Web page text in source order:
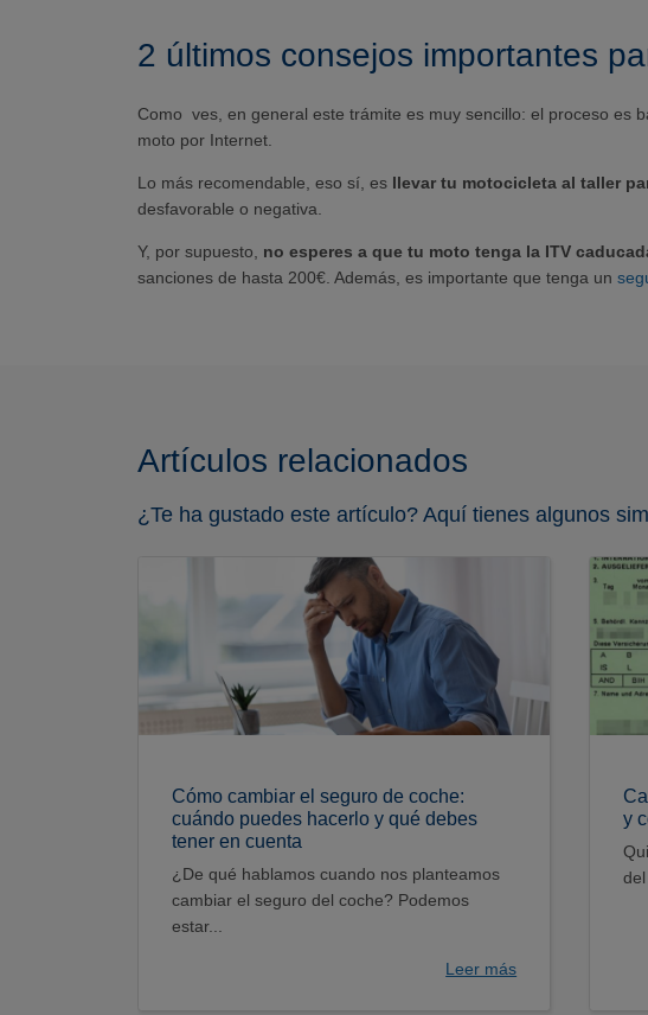
2 últimos consejos importantes
Como ves, en general este trámite es muy sencillo: el proceso es
moto por Internet.
Lo más recomendable, eso sí, esllevar tu motocicleta al taller
desfavorable o negativa.
Y, por supuesto, no esperes a que tu moto tenga la ITV
sanciones de hasta 200€. Además, es importante que tenga un
Artículos relacionados
¿Te ha gustado este artículo? Aquí tienes algunos
Cómo cambiar el seguro de coche:
cuándo puedes hacerlo y qué debes
tener en cuenta
¿De qué hablamos cuando nos planteamos
cambiar el seguro del coche? Podemos
estar...
Leer más
y